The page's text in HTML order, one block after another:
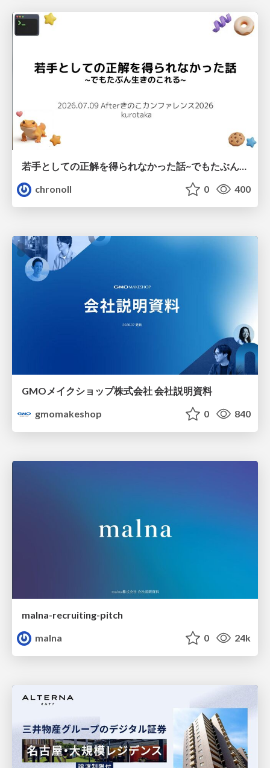
若手としての正解を得られなかった話~でもたぶん生きのこれる~
chronoll
0 400
GMOメイクショップ株式会社 会社説明資料
gmomakeshop
0 840
malna-recruiting-pitch
malna
0 24k